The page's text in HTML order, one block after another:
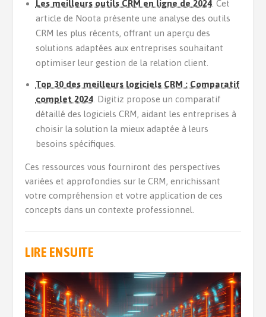
Les meilleurs outils CRM en ligne de 2024. Cet
article de Noota présente une analyse des outils
CRM les plus récents, offrant un aperçu des
solutions adaptées aux entreprises souhaitant
optimiser leur gestion de la relation client.
Top 30 des meilleurs logiciels CRM : Comparatif
complet 2024. Digitiz propose un comparatif
détaillé des logiciels CRM, aidant les entreprises à
choisir la solution la mieux adaptée à leurs
besoins spécifiques.
Ces ressources vous fourniront des perspectives
variées et approfondies sur le CRM, enrichissant
votre compréhension et votre application de ces
concepts dans un contexte professionnel.
LIRE ENSUITE